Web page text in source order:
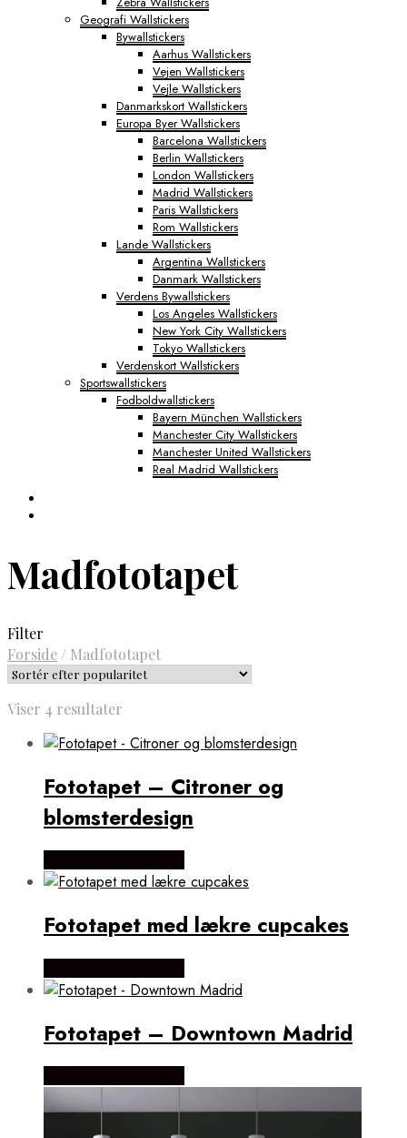
Geografi Wallstickers
Bywallstickers
Aarhus Wallstickers
Vejen Wallstickers
Vejle Wallstickers
Danmarkskort Wallstickers
Europa Byer Wallstickers
Barcelona Wallstickers
Berlin Wallstickers
London Wallstickers
Madrid Wallstickers
Paris Wallstickers
Rom Wallstickers
Lande Wallstickers
Argentina Wallstickers
Danmark Wallstickers
Verdens Bywallstickers
Los Angeles Wallstickers
New York City Wallstickers
Tokyo Wallstickers
Verdenskort Wallstickers
Sportswallstickers
Fodboldwallstickers
Bayern München Wallstickers
Manchester City Wallstickers
Manchester United Wallstickers
Real Madrid Wallstickers
Madfototapet
Filter
Forside / Madfototapet
Viser 4 resultater
popularitet
Fototapet – Citroner og
blomsterdesign
Fototapet med lækre cupcakes
Fototapet – Downtown Madrid